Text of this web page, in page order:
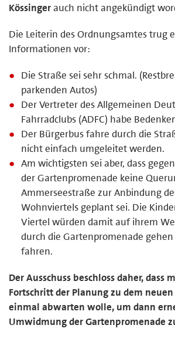
Kössingerauch nicht angekündigt
Die Leiterin des Ordnungsamtes trug
Informationen vor:
Die Straße sei sehr schmal.
parkenden Autos)
Der Vertreter des Allgemeinen
Fahrradclubs (ADFC) habe
Der Bürgerbus fahre durch die
nicht einfach umgeleitet werden.
Am wichtigsten sei aber, dass
der Gartenpromenade keine
Ammerseestraße zur Anbindung
Wohnviertels geplant sei. Die
Viertel würden damit auf ihrem
durch die Gartenpromenade
fahren.
Der Ausschuss beschloss daher, dass
Fortschritt der Planung zu dem
einmal abwarten wolle, um dann
Umwidmung der Gartenpromenade